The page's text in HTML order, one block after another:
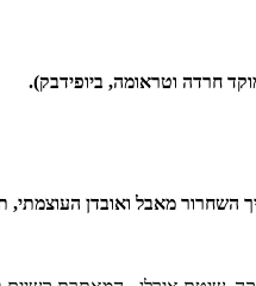
השחרור מאבל ואובדן העוצמתי,